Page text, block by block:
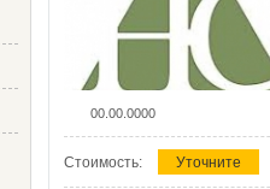
00.00.0000
Стоимость: Уточните